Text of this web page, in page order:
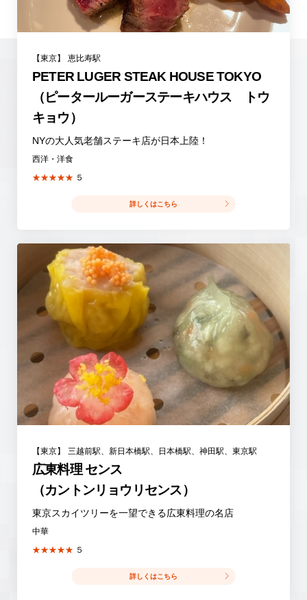
【東京】 恵比寿駅
PETER LUGER STEAK HOUSE TOKYO
（ピータールーガーステーキハウス トウ
キョウ）
NYの大人気老舗ステーキ店が日本上陸！
西洋・洋食
★★★★★ ５
詳しくはこちら
【東京】 三越前駅、新日本橋駅、日本橋駅、神田駅、東京駅
広東料理 センス
（カントンリョウリセンス）
東京スカイツリーを一望できる広東料理の名店
中華
★★★★★ ５
詳しくはこちら